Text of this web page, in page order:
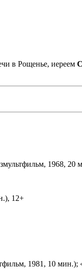
в Рощенье, иереем
1968, 20
12+
1981, 10 мин.);